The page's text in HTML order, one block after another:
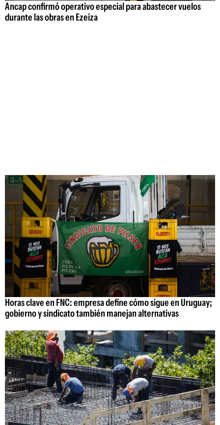
Ancap confirmó operativo especial para abastecer vuelos
durante las obras en Ezeiza
Horas clave en FNC: empresa define cómo sigue en Uruguay;
gobierno y sindicato también manejan alternativas